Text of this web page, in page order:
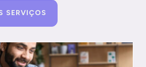
SERVIÇOS